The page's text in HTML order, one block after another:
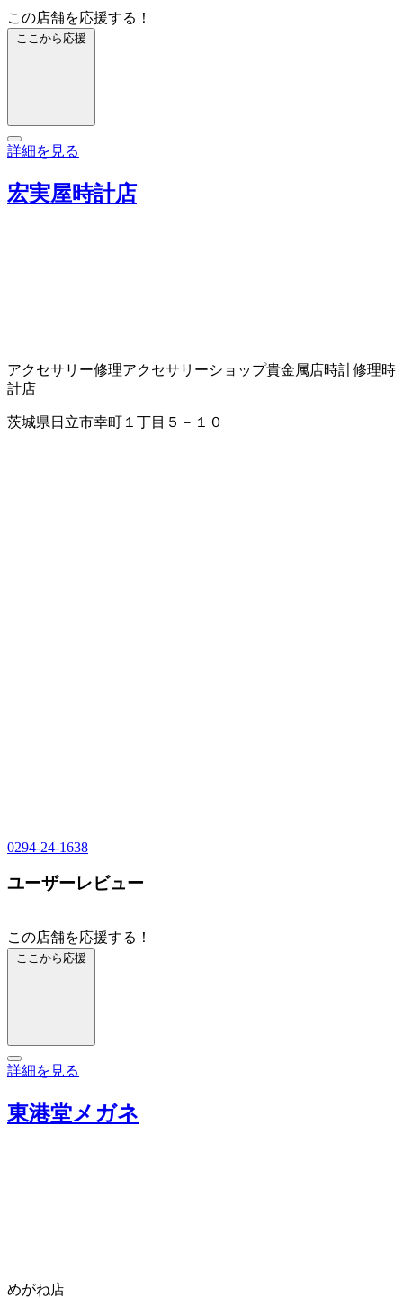
この店舗を応援する！
ここから応援
詳細を見る
宏実屋時計店
アクセサリー修理アクセサリーショップ貴金属店時計修理時
計店
茨城県日立市幸町１丁目５－１０
0294-24-1638
ユーザーレビュー
この店舗を応援する！
ここから応援
詳細を見る
東港堂メガネ
めがね店